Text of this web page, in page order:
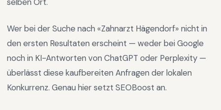
Wer bei der Suche nach «Zahnarzt Hägendorf» nicht in
den ersten Resultaten erscheint — weder bei Google
noch in KI-Antworten von ChatGPT oder Perplexity —
überlässt diese kaufbereiten Anfragen der lokalen
Konkurrenz. Genau hier setzt SEOBoost an.